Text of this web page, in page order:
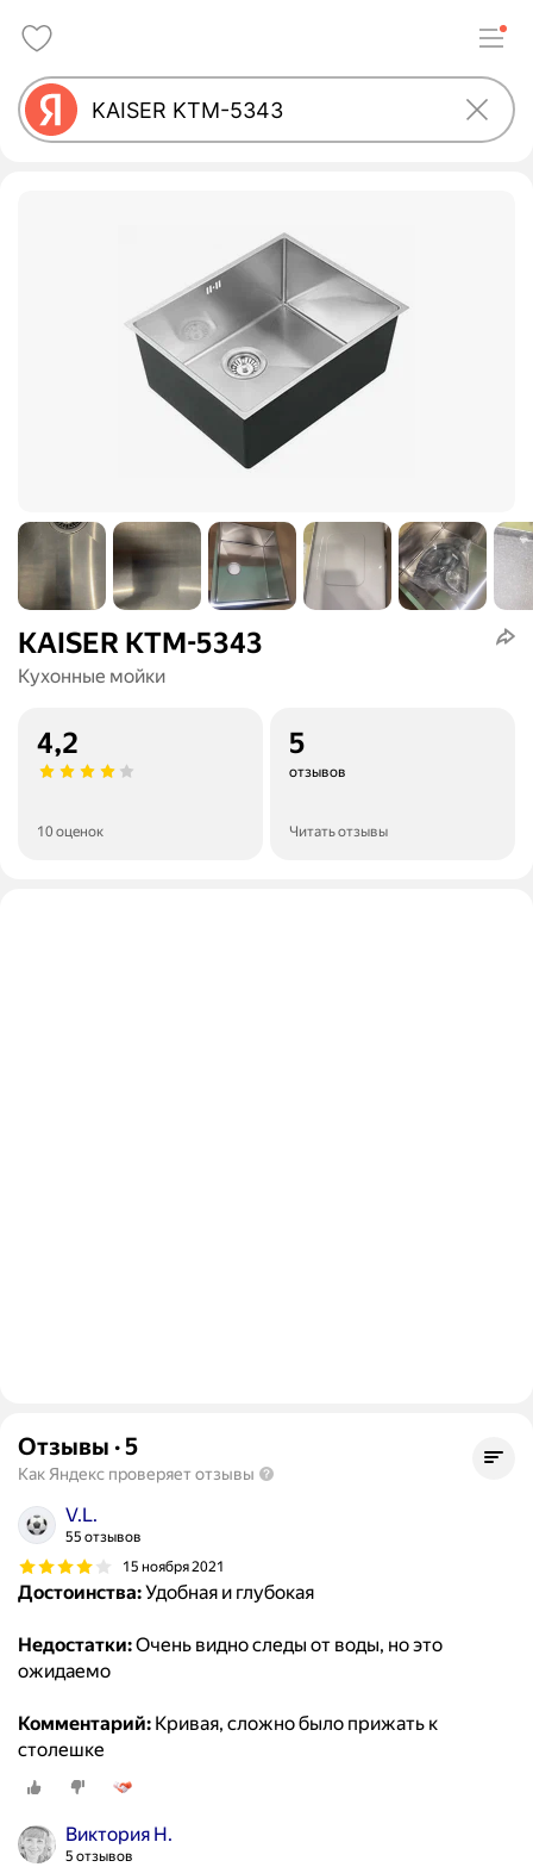
KAISER KTM-5343
Кухонные мойки
4,2
10 оценок
5
отзывов
Читать отзывы
Отзывы ·5
Как Яндекс проверяет отзывы
V.L.
55 отзывов
15 ноября 2021
Достоинства:Удобная и глубокая
Недостатки:Очень видно следы от воды, но это
ожидаемо
Комментарий: Кривая, сложно было прижать к
столешке
Виктория Н.
5 отзывов